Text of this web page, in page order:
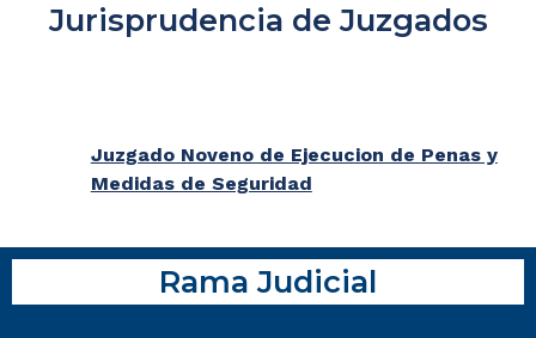
Jurisprudencia de Juzgados
Juzgado Noveno de Ejecucion de Penas y
Medidas de Seguridad
Rama Judicial